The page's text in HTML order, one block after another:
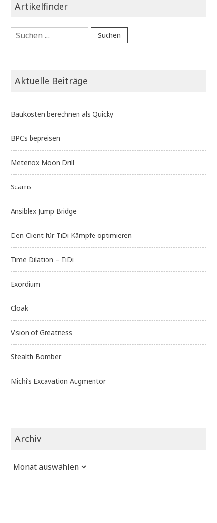
Artikelfinder
Suchen
nach:
Aktuelle Beiträge
Baukosten berechnen als Quicky
BPCs bepreisen
Metenox Moon Drill
Scams
Ansiblex Jump Bridge
Den Client für TiDi Kämpfe optimieren
Time Dilation – TiDi
Exordium
Cloak
Vision of Greatness
Stealth Bomber
Michi’s Excavation Augmentor
Archiv
Archiv